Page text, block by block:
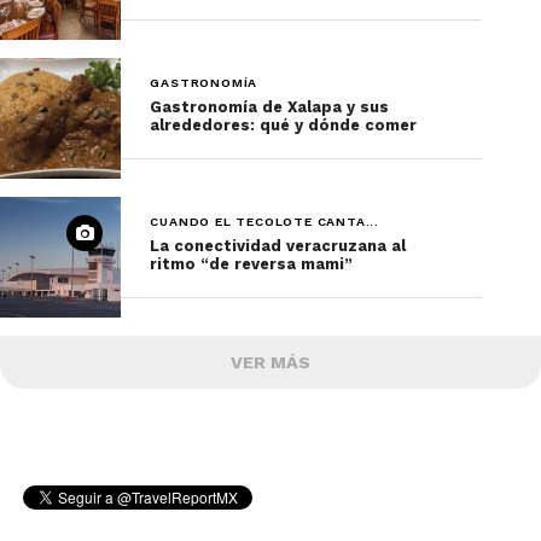
GASTRONOMÍA
Gastronomía de Xalapa y sus
alrededores: qué y dónde comer
CUANDO EL TECOLOTE CANTA...
La conectividad veracruzana al
ritmo “de reversa mami”
VER MÁS